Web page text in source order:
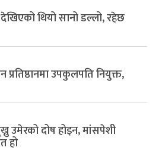
थियो सानो डल्लो, रहेछ
प्रतिष्ठानमा उपकुलपति नियुक्त,
उमेरको दोष होइन, मांसपेशी
हो